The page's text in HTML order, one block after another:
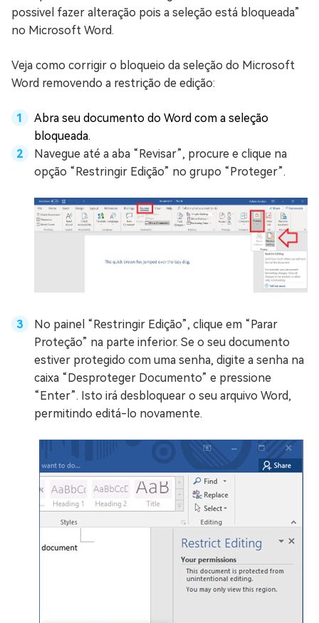
possivel fazer alteração pois a seleção está bloqueada”
no Microsoft Word.
Veja como corrigir o bloqueio da seleção do Microsoft
Word removendo a restrição de edição:
Abra seu documento do Word com a seleção
bloqueada.
Navegue até a aba “Revisar”, procure e clique na
opção “Restringir Edição” no grupo “Proteger”.
No painel “Restringir Edição”, clique em “Parar
Proteção” na parte inferior. Se o seu documento
estiver protegido com uma senha, digite a senha na
caixa “Desproteger Documento” e pressione
“Enter”. Isto irá desbloquear o seu arquivo Word,
permitindo editá-lo novamente.